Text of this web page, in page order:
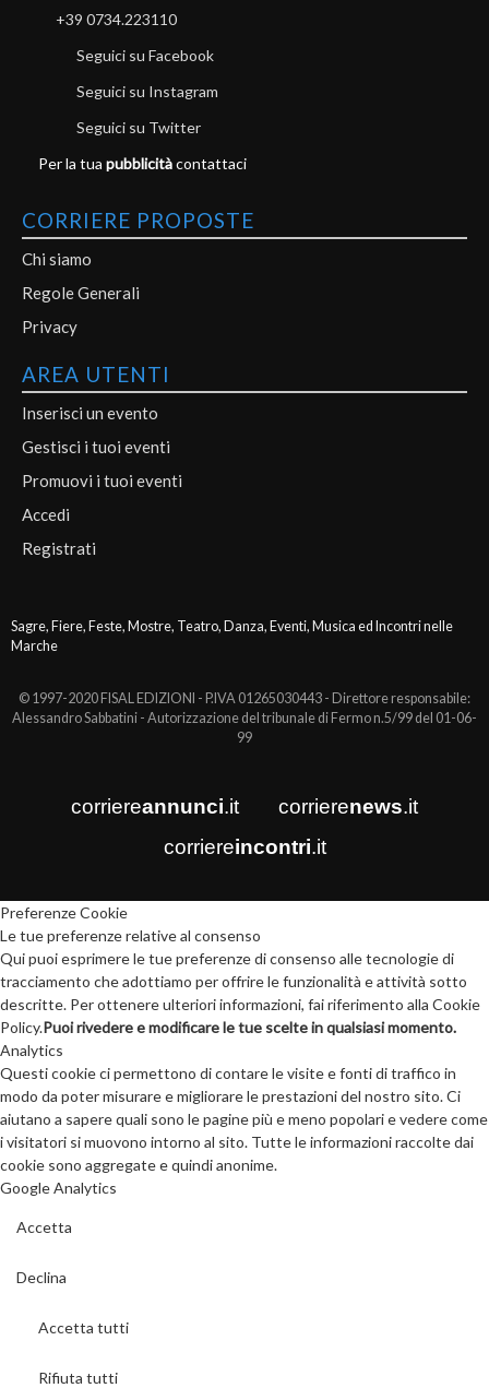
+39 0734.223110
Seguici su Facebook
Seguici su Instagram
Seguici su Twitter
Per la tua pubblicitàcontattaci
CORRIERE PROPOSTE
Chi siamo
Regole Generali
Privacy
AREA UTENTI
Inserisci un evento
Gestisci i tuoi eventi
Promuovi i tuoi eventi
Accedi
Registrati
Sagre, Fiere, Feste, Mostre, Teatro, Danza, Eventi, Musica ed Incontri nelle
Marche
© 1997-2020 FISAL EDIZIONI - P.IVA 01265030443 - Direttore responsabile:
Alessandro Sabbatini - Autorizzazione del tribunale di Fermo n.5/99 del 01-06-
99
corriereannunci.it corrierenews.it
corriereincontri.it
Preferenze Cookie
Le tue preferenze relative al consenso
Qui puoi esprimere le tue preferenze di consenso alle tecnologie di
tracciamento che adottiamo per offrire le funzionalità e attività sotto
descritte. Per ottenere ulteriori informazioni, fai riferimento alla Cookie
Policy.Puoi rivedere e modificare le tue scelte in qualsiasi momento.
Analytics
Questi cookie ci permettono di contare le visite e fonti di traffico in
modo da poter misurare e migliorare le prestazioni del nostro sito. Ci
aiutano a sapere quali sono le pagine più e meno popolari e vedere come
i visitatori si muovono intorno al sito. Tutte le informazioni raccolte dai
cookie sono aggregate e quindi anonime.
Google Analytics
Accetta
Declina
Accetta tutti
Rifiuta tutti